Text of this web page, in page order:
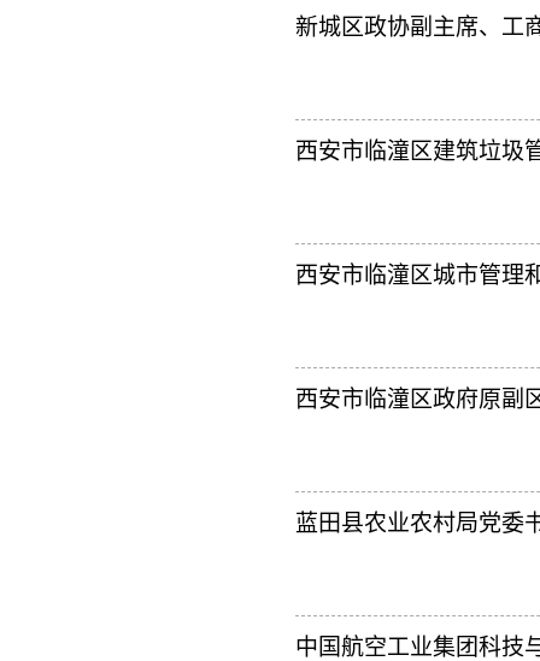
新城区政协副主席、工
西安市临潼区建筑垃圾
西安市临潼区城市管理
西安市临潼区政府原副
蓝田县农业农村局党委
中国航空工业集团科技